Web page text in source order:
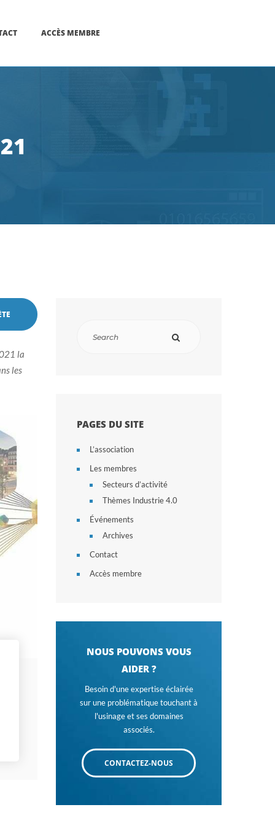
ACCÈS MEMBRE
la
les
PAGES DU SITE
L’association
Les membres
Secteurs d’activité
Thèmes Industrie 4.0
Événements
Archives
Contact
Accès membre
NOUS POUVONS VOUS
AIDER ?
Besoin d'une expertise éclairée
sur une problématique touchant à
l'usinage et ses domaines
associés.
CONTACTEZ-NOUS